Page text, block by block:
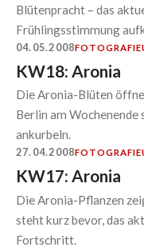
Blütenpracht – das
Frühlingsstimmung
04.05.2008FOTOGRAFIE
KW18: Aronia
Die Aronia-Blüten
Berlin am
ankurbeln.
27.04.2008FOTOGRAFIE
KW17: Aronia
Die Aronia-Pflanzen
steht kurz bevor, das
Fortschritt.